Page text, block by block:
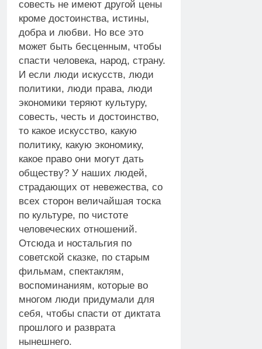
совесть не имеют другой цены
кроме достоинства, истины,
добра и любви. Но все это
может быть бесценным, чтобы
спасти человека, народ, страну.
И если люди искусств, люди
политики, люди права, люди
экономики теряют культуру,
совесть, честь и достоинство,
то какое искусство, какую
политику, какую экономику,
какое право они могут дать
обществу? У наших людей,
страдающих от невежества, со
всех сторон величайшая тоска
по культуре, по чистоте
человеческих отношений.
Отсюда и ностальгия по
советской сказке, по старым
фильмам, спектаклям,
воспоминаниям, которые во
многом люди придумали для
себя, чтобы спасти от диктата
прошлого и разврата
нынешнего.